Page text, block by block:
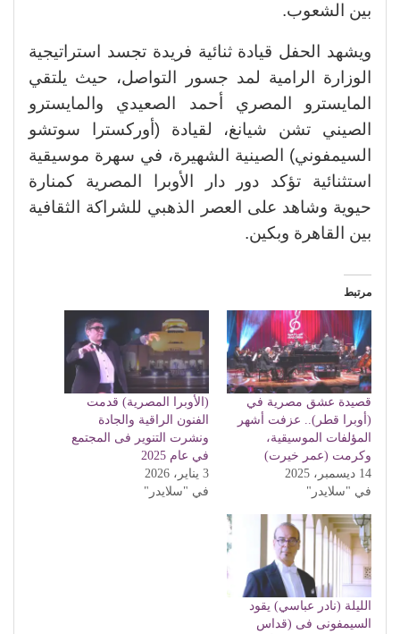
بين الشعوب.
ويشهد الحفل قيادة ثنائية فريدة تجسد استراتيجية
الوزارة الرامية لمد جسور التواصل، حيث يلتقي
المايسترو المصري أحمد الصعيدي والمايسترو
الصيني تشن شيانغ، لقيادة (أوركسترا سوتشو
السيمفوني) الصينية الشهيرة، في سهرة موسيقية
استثنائية تؤكد دور دار الأوبرا المصرية كمنارة
حيوية وشاهد على العصر الذهبي للشراكة الثقافية
بين القاهرة وبكين.
مرتبط
قصيدة عشق مصرية في
(أوبرا قطر).. عزفت أشهر
المؤلفات الموسيقية،
وكرمت (عمر خيرت)
14 ديسمبر، 2025
في "سلايدر"
(الأوبرا المصرية) قدمت
الفنون الراقية والجادة
ونشرت التنوير فى المجتمع
في عام 2025
3 يناير، 2026
في "سلايدر"
الليلة (نادر عباسي) يقود
السيمفونى فى (قداس